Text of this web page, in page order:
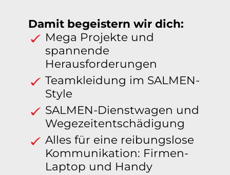
Damit begeistern wir dich:
Mega Projekte und
spannende
Herausforderungen
Teamkleidung im SALMEN-
Style
SALMEN-Dienstwagen und
Wegezeitentschädigung
Alles für eine reibungslose
Kommunikation: Firmen-
Laptop und Handy